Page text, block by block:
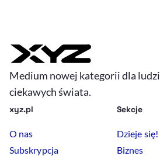
Medium nowej kategorii dla ludzi
ciekawych świata.
xyz.pl
O nas
Subskrypcja
Sekcje
Dzieje się!
Biznes